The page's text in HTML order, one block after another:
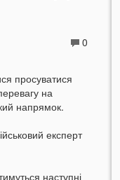
0
просуватися
на
напрямок.
експерт
наступні